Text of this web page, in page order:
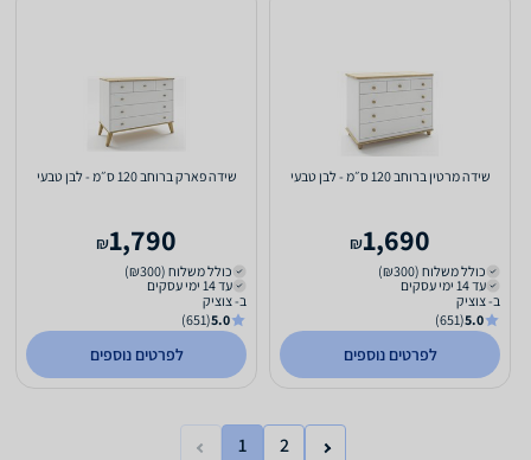
שידה מרטין ברוחב 120 ס״מ - לבן טבעי
1,690
₪
כולל משלוח (₪300)
עד 14 ימי עסקים
ב- צוציק
5.0
(651)
לפרטים נוספים
שידה פארק ברוחב 120 ס״מ - לבן טבעי
1,790
₪
כולל משלוח (₪300)
עד 14 ימי עסקים
ב- צוציק
5.0
(651)
לפרטים נוספים
1 2